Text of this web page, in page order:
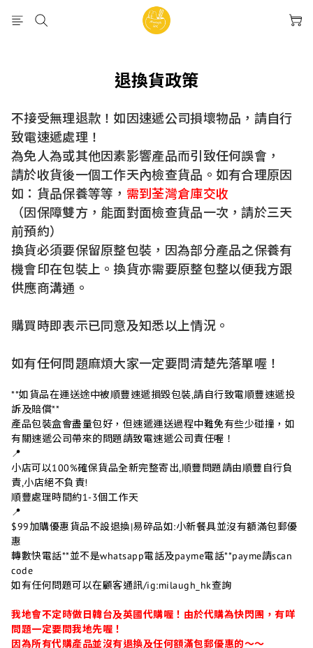
退換貨政策
不接受無理退款！如因速遞公司損壞物品，請自行
致電速遞處理！
為免人為或其他因素影響產品而引致任何誤會，
請於收貨後一個工作天內檢查貨品。如有合理原因
如：貨品保養等等， 需到荃灣倉庫交收
（因保障雙方，能面對面檢查貨品一次，請於三天
前預約）
換貨必須要保留原整包裝，因為部分產品之保養有
機會印在包裝上。換貨亦需要原整包整以便我方跟
供應商溝通。
購買時即表示已同意及知悉以上情況。
如有任何問題麻煩大家一定要問清楚先落單喔！
**如貨品在運送途中被順豐速遞損毀包裝,請自行致電順豐速遞投
訴及賠償**
產品包裝盒會盡量包好，但速遞運送過程中難免有些少碰撞，如
有關速遞公司帶來的問題請致電速遞公司責任喔！
📍
小店可以100%確保貨品全新完整寄出,順豐問題請由順豐自行負
責,小店絕不負責!
順豐處理時間約1-3個工作天
📍
$99加購優惠貨品不設退換|易碎品如:小新餐具並沒有額滿包郵優
惠
轉數快電話**並不是whatsapp電話及payme電話**payme請scan
code
如有任何問題可以在顧客通訊/ig:milaugh_hk查詢
我地會不定時做日韓台及英國代購喔！由於代購為快閃團，有咩
問題一定要問我地先喔！
因為所有代購產品並沒有退換及任何額滿包郵優惠的～～